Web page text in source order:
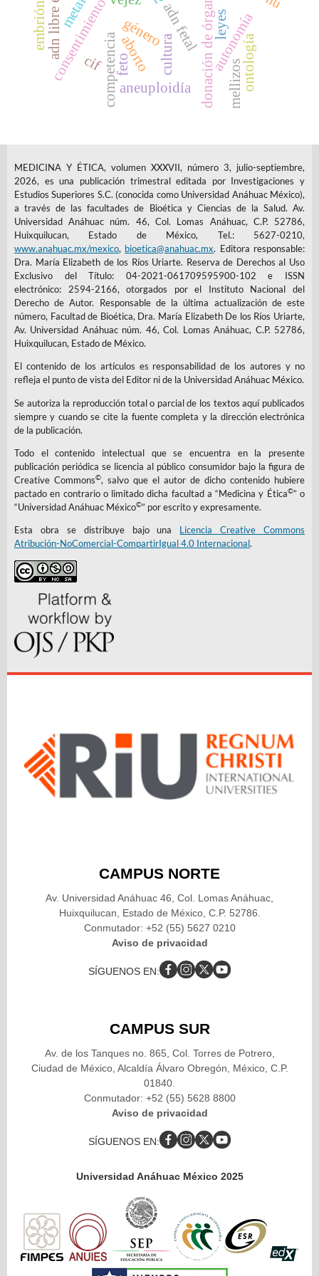
género
cultura donación de órganosautonomía
competencia
cif
aneuploidía
adn fetal
ontología
aborto
mellizos
leyes
feto
MEDICINA Y ÉTICA, volumen XXXVII, número 3, julio-septiembre,
2026, es una publicación trimestral editada por Investigaciones y
Estudios Superiores S.C. (conocida como Universidad Anáhuac México),
a través de las facultades de Bioética y Ciencias de la Salud. Av.
Universidad Anáhuac núm. 46, Col. Lomas Anáhuac, C.P. 52786,
Huixquilucan, Estado de México, Tel.: 5627-0210,
www.anahuac.mx/mexico, bioetica@anahuac.mx. Editora responsable:
Dra. María Elizabeth de los Ríos Uriarte. Reserva de Derechos al Uso
Exclusivo del Título: 04-2021-061709595900-102 e ISSN
electrónico: 2594-2166, otorgados por el Instituto Nacional del
Derecho de Autor. Responsable de la última actualización de este
número, Facultad de Bioética, Dra. María Elizabeth De los Ríos Uriarte,
Av. Universidad Anáhuac núm. 46, Col. Lomas Anáhuac, C.P. 52786,
Huixquilucan, Estado de México.
El contenido de los artículos es responsabilidad de los autores y no
refleja el punto de vista del Editor ni de la Universidad Anáhuac México.
Se autoriza la reproducción total o parcial de los textos aquí publicados
siempre y cuando se cite la fuente completa y la dirección electrónica
de la publicación.
Todo el contenido intelectual que se encuentra en la presente
publicación periódica se licencia al público consumidor bajo la figura de
Creative Commons©, salvo que el autor de dicho contenido hubiere
pactado en contrario o limitado dicha facultad a “Medicina y Ética©” o
“Universidad Anáhuac México©” por escrito y expresamente.
Esta obra se distribuye bajo una Licencia Creative Commons
Atribución-NoComercial-CompartirIgual 4.0 Internacional.
CAMPUS NORTE
Av. Universidad Anáhuac 46, Col. Lomas Anáhuac,
Huixquilucan, Estado de México, C.P. 52786.
Conmutador: +52 (55) 5627 0210
Aviso de privacidad
SÍGUENOS EN:
CAMPUS SUR
Av. de los Tanques no. 865, Col. Torres de Potrero,
Ciudad de México, Alcaldía Álvaro Obregón, México, C.P.
01840.
Conmutador: +52 (55) 5628 8800
Aviso de privacidad
SÍGUENOS EN:
Universidad Anáhuac México 2025